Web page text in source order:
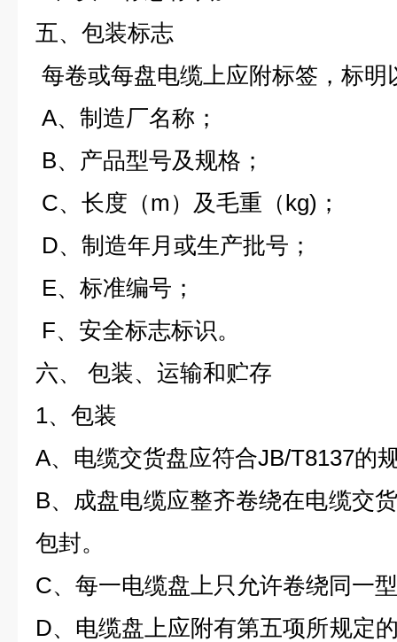
五、包装标志
每卷或每盘电缆上应附标签，标明
A、制造厂名称；
B、产品型号及规格；
C、长度（m ）及毛重（kg) ；
D、制造年月或生产批号；
E、标准编号；
F、安全标志标识。
六、 包装、运输和贮存
1、包装
A、电缆交货盘应符合JB/T8137的
B、成盘电缆应整齐卷绕在电缆交
包封。
C、每一电缆盘上只允许卷绕同一
D、电缆盘上应附有第五项所规定